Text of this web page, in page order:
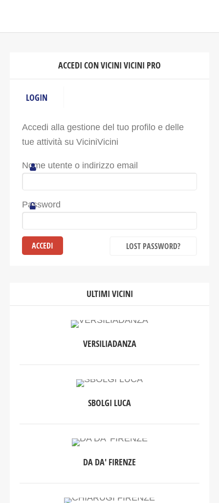
ACCEDI CON VICINI VICINI PRO
LOGIN
Accedi alla gestione del tuo profilo e delle
tue attività su ViciniVicini
Nome utente o indirizzo email
Password
LOST PASSWORD?
ULTIMI VICINI
VERSILIADANZA
SBOLGI LUCA
DA DA' FIRENZE